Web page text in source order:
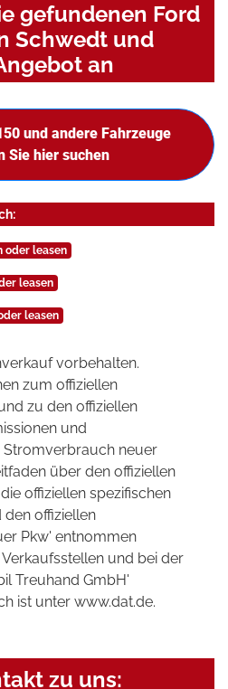
gefundenen Ford
Schwedt und
an
und andere Fahrzeuge
Sie hier suchen
oder leasen
leasen
leasen
vorbehalten.
zum offiziellen
zu den offiziellen
und
neuer
über den offiziellen
offiziellen spezifischen
den offiziellen
Pkw' entnommen
und bei der
Treuhand GmbH'
ist unter www.dat.de.
zu uns: